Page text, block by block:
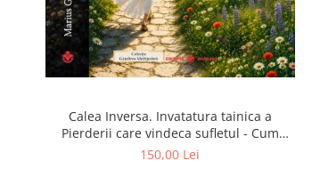
Calea Inversa. Invatatura tainica a
Pierderii care vindeca sufletul - Cum
Pierderea, durerea si renuntarea devin
150,00 Lei